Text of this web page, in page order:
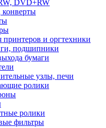
DVD+RW
конверты
принтеров и оргтехники
подшипники
бумаги
узлы, печи
ролики
ролики
фильтры